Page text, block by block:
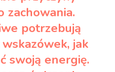
zachowania.
potrzebują
jak
swoją energię.